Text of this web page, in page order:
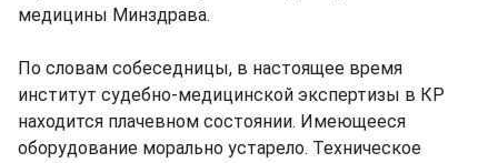
медицины Минздрава.
По словам собеседницы, в настоящее время
институт судебно-медицинской экспертизы в КР
находится плачевном состоянии. Имеющееся
оборудование морально устарело. Техническое